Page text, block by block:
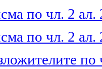
по чл. 2 ал.
по чл. 2 ал.
по